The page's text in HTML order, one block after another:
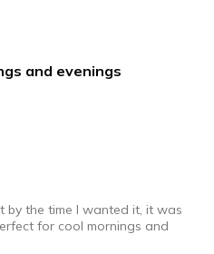
and evenings
by the time I wanted it, it was
for cool mornings and